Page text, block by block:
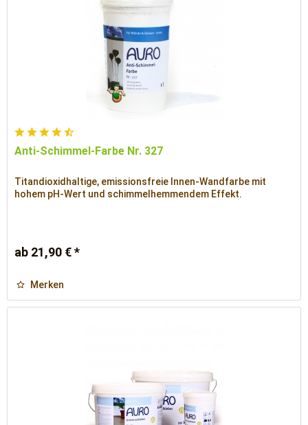
Anti-Schimmel-Farbe Nr. 327
Titandioxidhaltige, emissionsfreie Innen-Wandfarbe mit
hohem pH-Wert und schimmelhemmendem Effekt.
ab 21,90 € *
Merken